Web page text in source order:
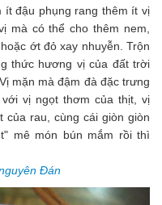
ít đậu phụng rang thêm ít vị
mà có thể cho thêm nem,
ớt đỏ xay nhuyễn. Trộn
thức hương vị của đất trời
mặn mà đậm đà đặc trưng
vị ngọt thơm của thịt, vị
của rau, cùng cái giòn giòn
mê món bún mắm rồi thì
Đán